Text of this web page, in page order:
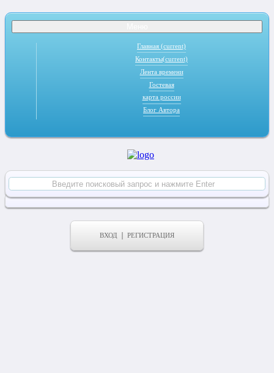
Главная (current)
Контакты(current)
Лента времени
Гостевая
карта россии
Блог Автора
ВХОД РЕГИСТРАЦИЯ